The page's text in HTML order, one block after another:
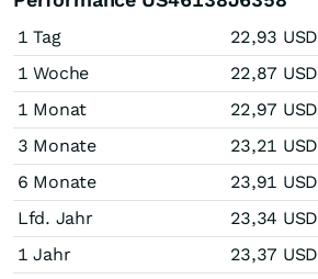
1 Tag 22,93 USD
1 Woche
22,87 USD
1 Monat
22,97 USD
3 Monate
23,21 USD
6 Monate
23,91 USD
Lfd. Jahr
23,34 USD
1 Jahr
23,37 USD